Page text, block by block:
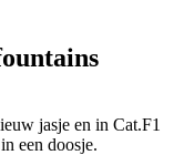
jasje en in Cat.F1
een doosje.